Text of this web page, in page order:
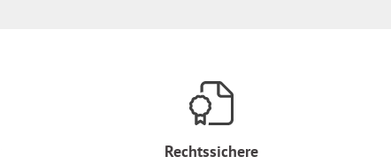
Rechtssichere